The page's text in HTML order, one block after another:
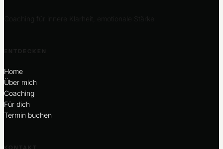
Coaching für innere Klarheit, emotionale Stärke
ENTDECKEN
Home
Über mich
Coaching
Für dich
Termin buchen
KONTAKT